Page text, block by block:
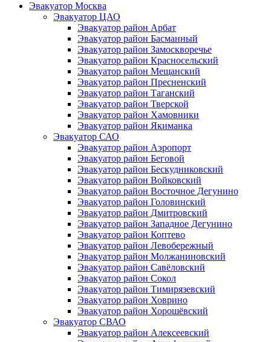
Эвакуатор Москва
Эвакуатор ЦАО
Эвакуатор район Арбат
Эвакуатор район Басманный
Эвакуатор район Замоскворечье
Эвакуатор район Красносельский
Эвакуатор район Мещанский
Эвакуатор район Пресненский
Эвакуатор район Таганский
Эвакуатор район Тверской
Эвакуатор район Хамовники
Эвакуатор район Якиманка
Эвакуатор САО
Эвакуатор район Аэропорт
Эвакуатор район Беговой
Эвакуатор район Бескудниковский
Эвакуатор район Войковский
Эвакуатор район Восточное Дегунино
Эвакуатор район Головинский
Эвакуатор район Дмитровский
Эвакуатор район Западное Дегунино
Эвакуатор район Коптево
Эвакуатор район Левобережный
Эвакуатор район Молжаниновский
Эвакуатор район Савёловский
Эвакуатор район Сокол
Эвакуатор район Тимирязевский
Эвакуатор район Ховрино
Эвакуатор район Хорошёвский
Эвакуатор СВАО
Эвакуатор район Алексеевский